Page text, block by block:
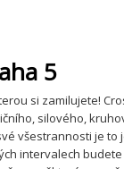
5
si zamilujete!
silového,
všestrannosti je to
intervalech